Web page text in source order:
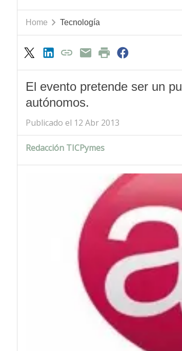
Home Tecnología
El evento pretende ser un
autónomos.
Publicado el 12 Abr 2013
Redacción TICPymes